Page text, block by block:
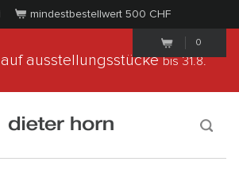
mindestbestellwert 500 CHF
0
auf ausstellungsstückebis 31.8.